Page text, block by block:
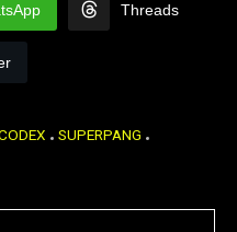
Threads
SUPERPANG